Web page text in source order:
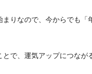
まりなので、今からでも「
で、運気アップにつなが